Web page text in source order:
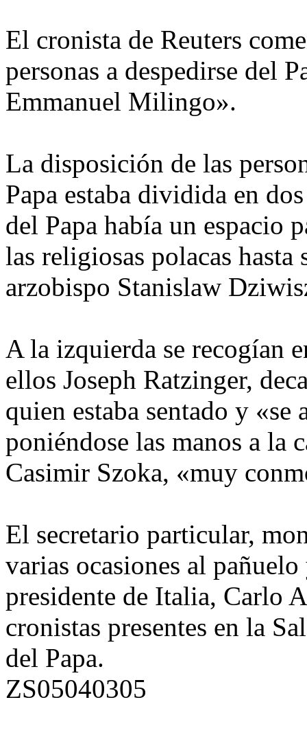
El cronista de Reuters
personas a despedirse del
Emmanuel Milingo».
La disposición de las
Papa estaba dividida en
del Papa había un espacio
las religiosas polacas
arzobispo Stanislaw
A la izquierda se recogían
ellos Joseph Ratzinger,
quien estaba sentado y «se
poniéndose las manos a la
Casimir Szoka, «muy
El secretario particular,
varias ocasiones al
presidente de Italia, Carlo
cronistas presentes en la
del Papa.
ZS05040305